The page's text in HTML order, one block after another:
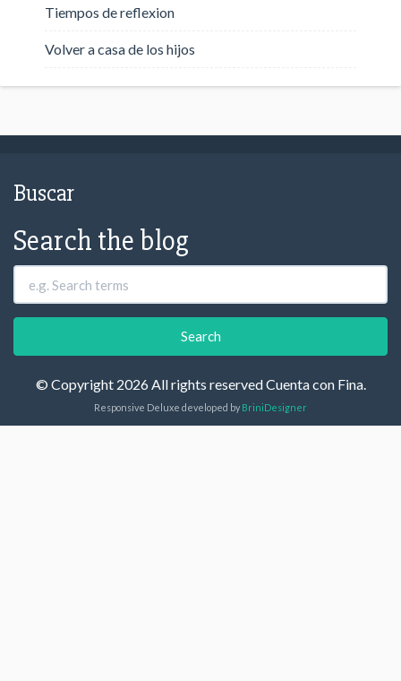
Tiempos de reflexion
Volver a casa de los hijos
Buscar
Search the blog
© Copyright 2026 All rights reserved Cuenta con Fina.
Responsive Deluxe developed byBriniDesigner